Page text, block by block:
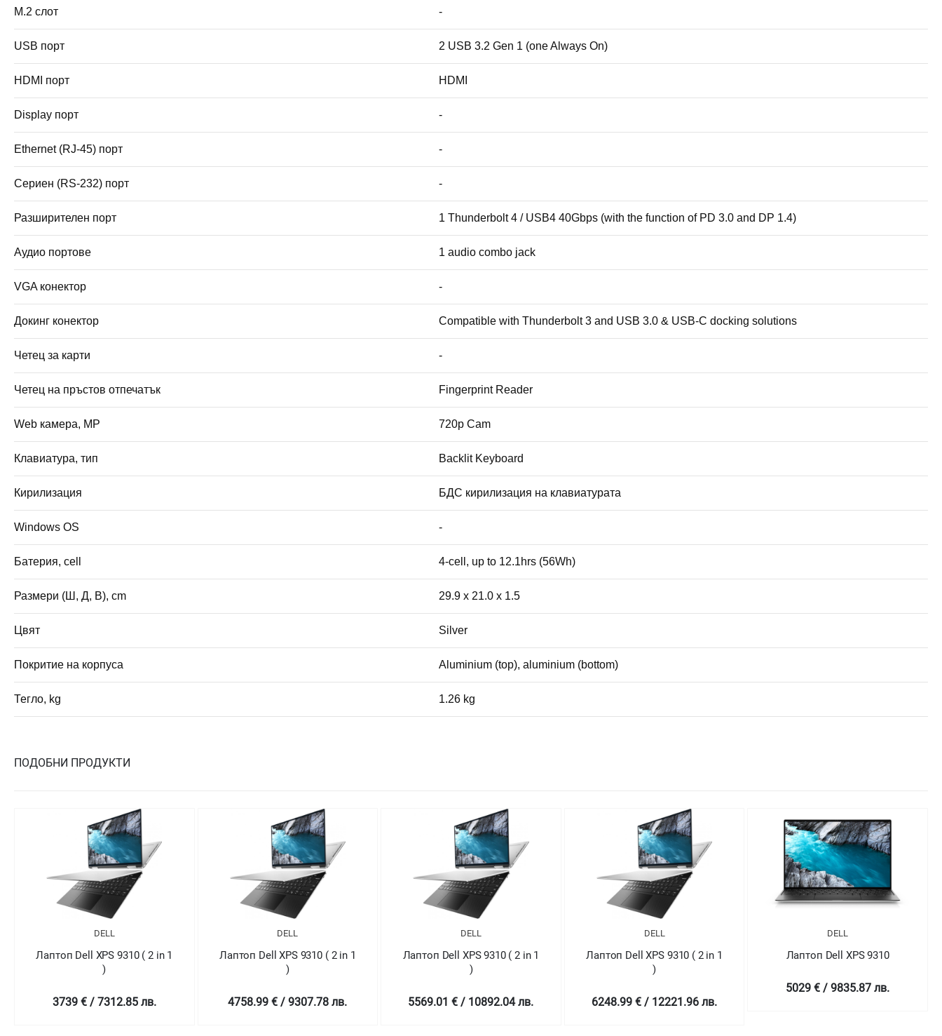
M.2 слот -
USB порт 2 USB 3.2 Gen 1 (one Always On)
HDMI порт HDMI
Display порт -
Ethernet (RJ-45) порт -
Сериен (RS-232) порт -
Разширителен порт 1 Thunderbolt 4 / USB4 40Gbps (with the function of PD 3.0 and DP 1.4)
Аудио портове 1 audio combo jack
VGA конектор -
Докинг конектор Compatible with Thunderbolt 3 and USB 3.0 & USB-C docking solutions
Четец за карти -
Четец на пръстов отпечатък Fingerprint Reader
Web камера, MP 720p Cam
Клавиатура, тип Backlit Keyboard
Кирилизация БДС кирилизация на клавиатурата
Windows OS -
Батерия, cell 4-cell, up to 12.1hrs (56Wh)
Размери (Ш, Д, В), cm 29.9 x 21.0 x 1.5
Цвят Silver
Покритие на корпуса Aluminium (top), aluminium (bottom)
Тегло, kg 1.26 kg
ПОДОБНИ ПРОДУКТИ
DELL
Лаптоп Dell XPS 9310 ( 2 in 1
)
4758.99 € / 9307.78 лв.
DELL
Лаптоп Dell XPS 9310 ( 2 in 1
)
5569.01 € / 10892.04 лв.
DELL
Лаптоп Dell XPS 9310 ( 2 in 1
)
6248.99 € / 12221.96 лв.
DELL
Лаптоп Dell XPS 9310
DELL
Лаптоп Dell XPS 9310
4698.99 € / 9190.43 лв.